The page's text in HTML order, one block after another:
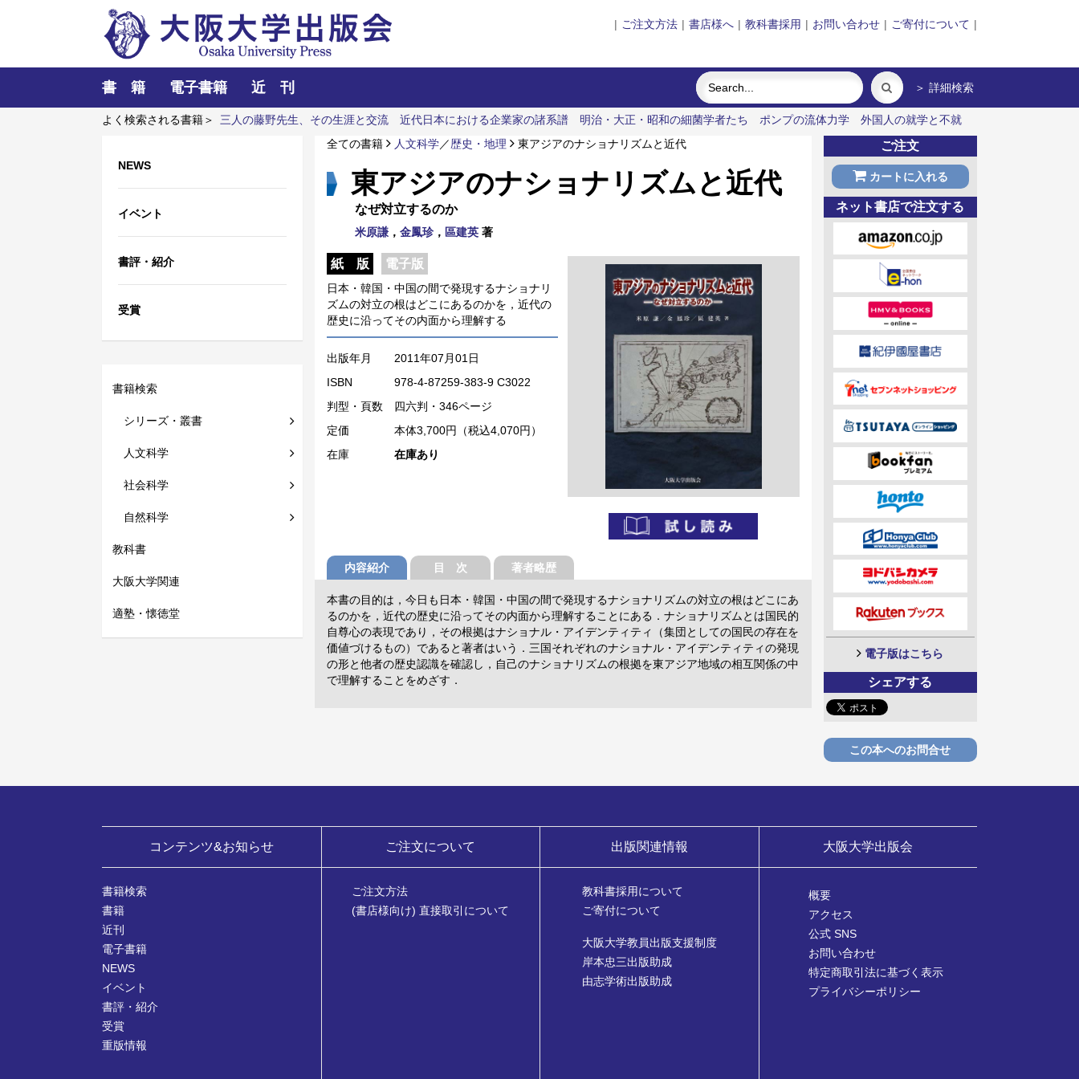
| ご注文方法 | 書店様へ | 教科書採用 | お問い合わせ | ご寄付について |
書 籍 電子書籍 近 刊 ＞ 詳細検索
よく検索される書籍＞ 三人の藤野先生、その生涯と交流 近代日本における企業家の諸系譜 明治・大正・昭和の細菌学者たち ポンプの流体力学
外国人の就学と不就
NEWS
イベント
書評・紹介
受賞
書籍検索
シリーズ・叢書
人文科学
社会科学
自然科学
教科書
大阪大学関連
適塾・懐徳堂
全ての書籍 人文科学／歴史・地理 東アジアのナショナリズムと近代
東アジアのナショナリズムと近代
なぜ対立するのか
米原謙 ， 金鳳珍， 區建英 著
紙 版 電子版
日本・韓国・中国の間で発現するナショナリ
ズムの対立の根はどこにあるのかを，近代の
歴史に沿ってその内面から理解する
出版年月
2011年07月01日
ISBN
978-4-87259-383-9 C3022
判型・頁数 四六判・346ページ
定価
本体3,700円（税込4,070円）
在庫
在庫あり
内容紹介 目 次 著者略歴
本書の目的は，今日も日本・韓国・中国の間で発現するナショナリズムの対立の根はどこにあ
るのかを，近代の歴史に沿ってその内面から理解することにある．ナショナリズムとは国民的
自尊心の表現であり，その根拠はナショナル・アイデンティティ（集団としての国民の存在を
価値づけるもの）であると著者はいう．三国それぞれのナショナル・アイデンティティの発現
の形と他者の歴史認識を確認し，自己のナショナリズムの根拠を東アジア地域の相互関係の中
で理解することをめざす．
ご注文
カートに入れる
ネット書店で注文する
電子版はこちら
シェアする
この本へのお問合せ
コンテンツ&お知らせ
書籍検索
書籍
近刊
電子書籍
NEWS
イベント
書評・紹介
受賞
重版情報
ご注文について
ご注文方法
(書店様向け) 直接取引について
出版関連情報
教科書採用について
ご寄付について
大阪大学教員出版支援制度
岸本忠三出版助成
由志学術出版助成
大阪大学出版会
概要
アクセス
公式 SNS
お問い合わせ
特定商取引法に基づく表示
プライバシーポリシー